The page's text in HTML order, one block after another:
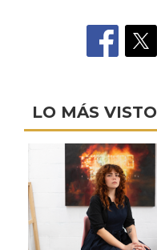
LO MÁS VISTO